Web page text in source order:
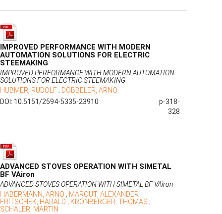
IMPROVED PERFORMANCE WITH MODERN
AUTOMATION SOLUTIONS FOR ELECTRIC
STEEMAKING
IMPROVED PERFORMANCE WITH MODERN AUTOMATION
SOLUTIONS FOR ELECTRIC STEEMAKING
HUBMER, RUDOLF ; DÖBBELER, ARNO
DOI: 10.5151/2594-5335-23910
p-318-
328
ADVANCED STOVES OPERATION WITH SIMETAL
BF VAiron
ADVANCED STOVES OPERATION WITH SIMETAL BF VAiron
HABERMANN, ARNO ; MAROUT, ALEXANDER ;
FRITSCHEK, HARALD ; KRONBERGER, THOMAS ;
SCHALER, MARTIN